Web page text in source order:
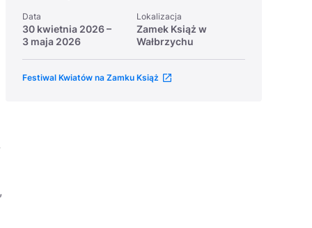
Data
30 kwietnia 2026–
3 maja 2026
Lokalizacja
Zamek Książ w
Wałbrzychu
Festiwal Kwiatów na Zamku Książ